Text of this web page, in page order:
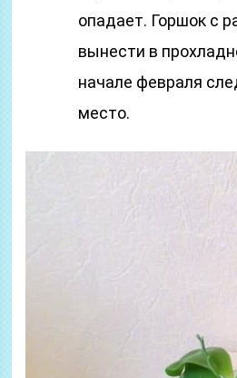
опадает. Горшок с
вынести в
начале февраля
место.